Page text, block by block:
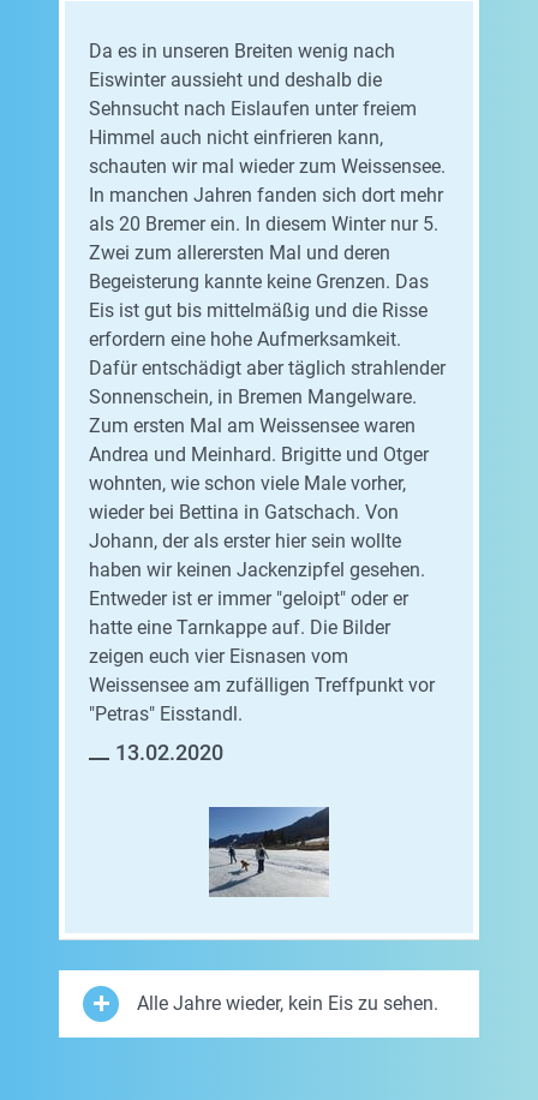
Da es in unseren Breiten wenig nach
Eiswinter aussieht und deshalb die
Sehnsucht nach Eislaufen unter freiem
Himmel auch nicht einfrieren kann,
schauten wir mal wieder zum Weissensee.
In manchen Jahren fanden sich dort mehr
als 20 Bremer ein. In diesem Winter nur 5.
Zwei zum allerersten Mal und deren
Begeisterung kannte keine Grenzen. Das
Eis ist gut bis mittelmäßig und die Risse
erfordern eine hohe Aufmerksamkeit.
Dafür entschädigt aber täglich strahlender
Sonnenschein, in Bremen Mangelware.
Zum ersten Mal am Weissensee waren
Andrea und Meinhard. Brigitte und Otger
wohnten, wie schon viele Male vorher,
wieder bei Bettina in Gatschach. Von
Johann, der als erster hier sein wollte
haben wir keinen Jackenzipfel gesehen.
Entweder ist er immer "geloipt" oder er
hatte eine Tarnkappe auf. Die Bilder
zeigen euch vier Eisnasen vom
Weissensee am zufälligen Treffpunkt vor
"Petras" Eisstandl.
13.02.2020
Alle Jahre wieder, kein Eis zu sehen.